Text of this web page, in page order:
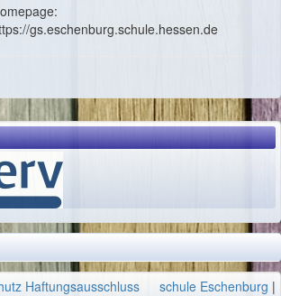
gs.eschenburg.schule.hessen.de
Haftungsausschluss schule Eschenburg |